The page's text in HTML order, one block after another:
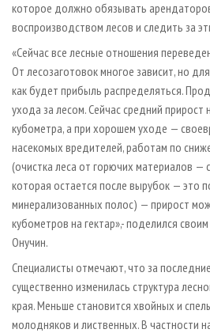
которое должно обязывать
воспроизводством лесов и следить за
«Сейчас все лесные отношения
От лесозаготовок многое зависит, но
как будет прибыль распределяться.
ухода за лесом. Сейчас средний прирост
кубометра, а при хорошем уходе —
насекомых вредителей, работам по
(очистка леса от горючих материалов —
которая остается после вырубок — это
минерализованных полос) — прирост
кубометров на гектар»,- поделился
Онучин.
Специалисты отмечают, что за
существенно изменилась структура
края. Меньше становится хвойных и
молодняков и лиственных. В частности